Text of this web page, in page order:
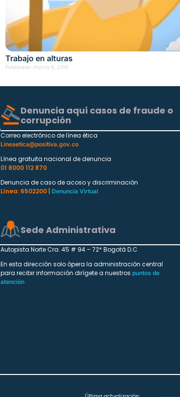
Trabajo en alturas
Publicado: marzo 8, 2019
Denuncia aquí casos de fraude o
corrupción
Correo electrónico de línea ética
Lineaetica@positiva.gov.co
Línea gratuita nacional de denuncia
01 8000 112 870
Denuncia de caso de acoso y discriminación
Línea: 6502200 |
Denuncia Virtual
Sede Administrativa
Autopista Norte Cra. 45 # 94 – 72* Bogotá D.C
En esta dirección solo ópera la administración central
para recibir información dirígete a nuestros puntos de
atención